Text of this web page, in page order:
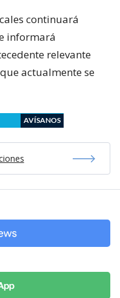
continuará
informará
relevante
actualmente se
AVÍSANOS